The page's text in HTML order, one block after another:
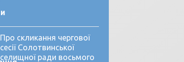
Про скликання чергової
сесії Солотвинської
селищної ради восьмого